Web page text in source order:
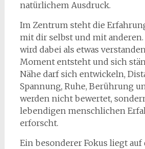
natürlichem Ausdruck.
Im Zentrum steht die
mit dir selbst und mit
wird dabei als etwas
Moment entsteht und sich
Nähe darf sich entwickeln,
Spannung, Ruhe, Berührung
werden nicht bewertet,
lebendigen menschlichen
erforscht.
Ein besonderer Fokus liegt